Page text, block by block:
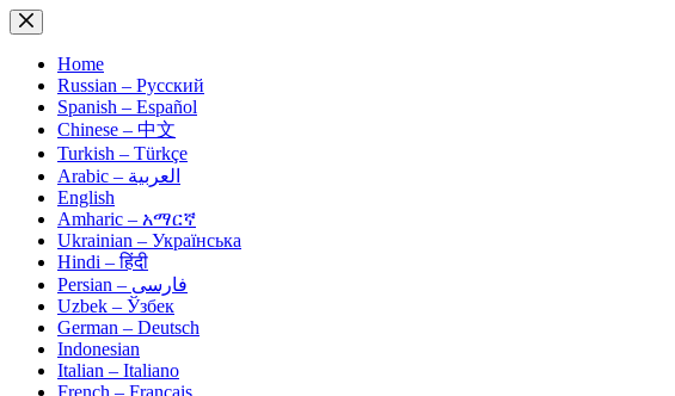
Skip
to
contentHome
Russian – Русский
Spanish – Español
Chinese – 中文
Turkish – Türkçe
Arabic – العربية
English
Amharic – አማርኛ
Ukrainian – Українська
Hindi – हिंदी
Persian – فارسی
Uzbek – Ўзбек
German – Deutsch
Indonesian
Italian – Italiano
French – Français